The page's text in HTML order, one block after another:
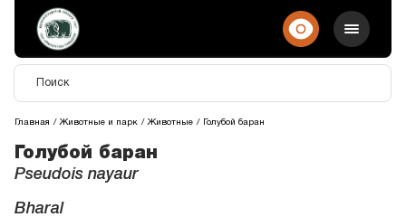
Главная Животные и парк Животные Голубой баран
Голубой баран
Pseudois nayaur
Bharal